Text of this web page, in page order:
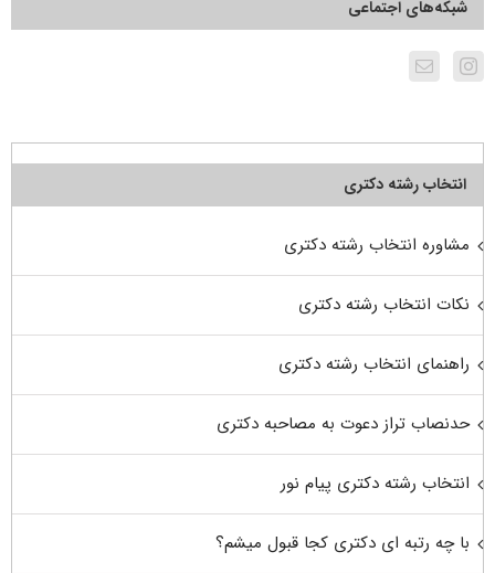
شبکه‌های اجتماعی
انتخاب رشته دکتری
مشاوره انتخاب رشته دکتری
نکات انتخاب رشته دکتری
راهنمای انتخاب رشته دکتری
حدنصاب تراز دعوت به مصاحبه دکتری
انتخاب رشته دکتری پیام نور
با چه رتبه ای دکتری کجا قبول میشم؟